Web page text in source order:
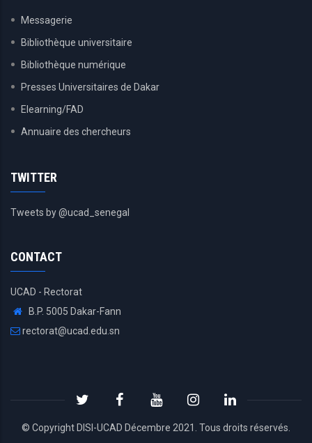
Messagerie
Bibliothèque universitaire
Bibliothèque numérique
Presses Universitaires de Dakar
Elearning/FAD
Annuaire des chercheurs
TWITTER
Tweets by @ucad_senegal
CONTACT
UCAD - Rectorat
B.P. 5005 Dakar-Fann
rectorat@ucad.edu.sn
© Copyright DISI -UCAD Décembre 2021. Tous droits réservés.